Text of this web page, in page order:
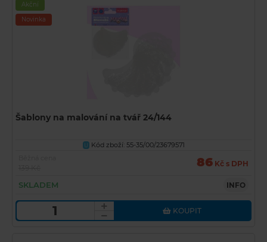
Akční
Novinka
Šablony na malování na tvář 24/144
U Kód zboží: 55-35/00/23679571
86 Kč s DPH
SKLADEM INFO
KOUPIT